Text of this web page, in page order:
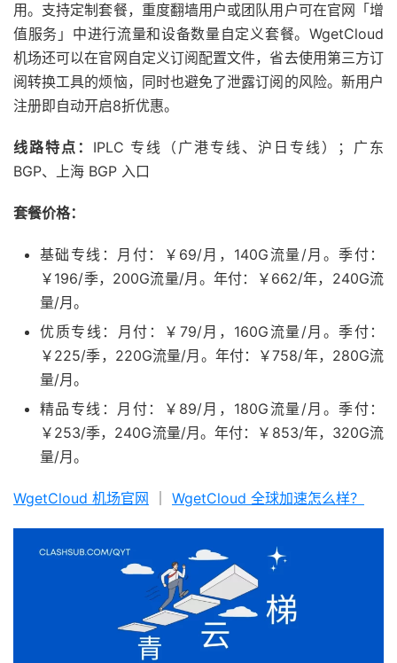
用。支持定制套餐，重度翻墙用户或团队用户可在官网「增
值服务」中进行流量和设备数量自定义套餐。WgetCloud
机场还可以在官网自定义订阅配置文件，省去使用第三方订
阅转换工具的烦恼，同时也避免了泄露订阅的风险。新用户
注册即自动开启8折优惠。
线路特点： IPLC 专线（广港专线、沪日专线）；广东
BGP、上海 BGP 入口
套餐价格：
基础专线：月付：￥69/月，140G流量/月。季付：
￥196/季，200G流量/月。年付：￥662/年，240G流
量/月。
优质专线：月付：￥79/月，160G流量/月。季付：
￥225/季，220G流量/月。年付：￥758/年，280G流
量/月。
精品专线：月付：￥89/月，180G流量/月。季付：
￥253/季，240G流量/月。年付：￥853/年，320G流
量/月。
WgetCloud 机场官网 WgetCloud 全球加速怎么样？